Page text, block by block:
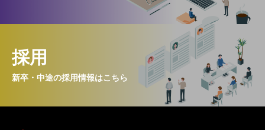
採用
新卒・中途の採用情報はこちら